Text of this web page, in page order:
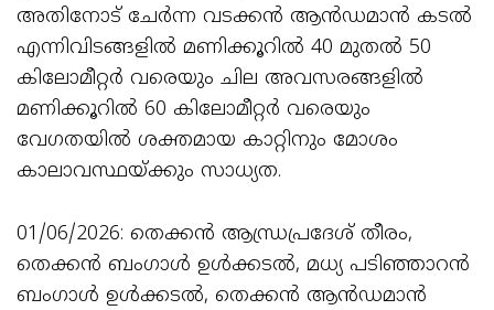
അതിനോട് ചേർന്ന വടക്കൻ ആൻഡമാൻ കടൽ
എന്നിവിടങ്ങളിൽ മണിക്കൂറിൽ 40 മുതൽ 50
കിലോമീറ്റർ വരെയും ചില അവസരങ്ങളിൽ
മണിക്കൂറിൽ 60 കിലോമീറ്റർ വരെയും
വേഗതയിൽ ശക്തമായ കാറ്റിനും മോശം
കാലാവസ്ഥയ്ക്കും സാധ്യത.
01/06/2026: തെക്കൻ ആന്ധ്രപ്രദേശ് തീരം,
തെക്കൻ ബംഗാൾ ഉൾക്കടൽ, മധ്യ പടിഞ്ഞാറൻ
ബംഗാൾ ഉൾക്കടൽ, തെക്കൻ ആൻഡമാൻ